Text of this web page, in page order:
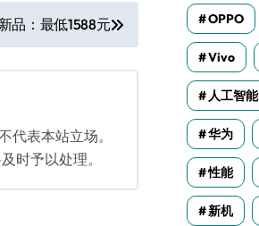
品：最低1588元
代表本站立场。
时予以处理。
OPPO
Vivo
人工智能
华为
性能
新机